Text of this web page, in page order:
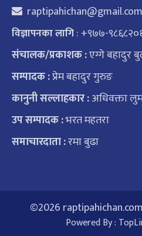
raptipahichan@gmail.com
विज्ञापनका लागि: +९७७-
संचालक/प्रकाशक :एग्गे बहादुर
सम्पादक :प्रेम बहादुर गुरुङ
कानुनी सल्लाहकार :अधिवक्ता
उप सम्पादक :भरत महतरा
समाचारदाता :रमा बुढा
©2026
Powered By :